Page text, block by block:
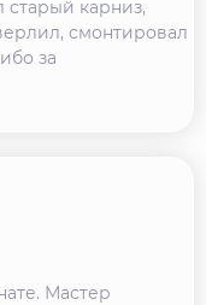
старый карниз,
смонтировал
за
Мастер